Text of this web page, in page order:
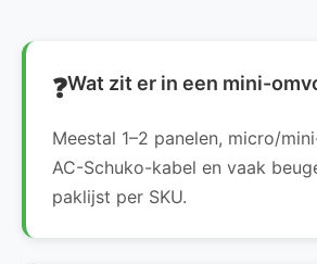
Wat zit er in een mini-
Meestal 1–2 panelen, micro/
AC-Schuko-kabel en vaak
paklijst per SKU.